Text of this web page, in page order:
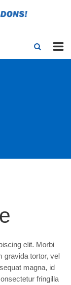
elit. Morbi
gravida tortor, vel
magna, id
fringilla